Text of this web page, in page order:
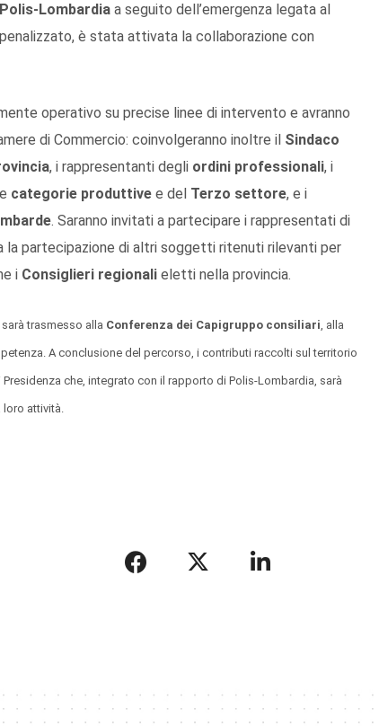
Polis-Lombardia a seguito dell’emergenza legata al
è stata attivata la collaborazione con
operativo su precise linee di intervento e avranno
di Commercio: coinvolgeranno inoltre il Sindaco
, i rappresentanti degli ordini professionali, i
categorie produttive e del Terzo settore, e i
. Saranno invitati a partecipare i rappresentati di
la partecipazione di altri soggetti ritenuti rilevanti per
i Consiglieri regionali eletti nella provincia.
trasmesso alla Conferenza dei Capigruppo consiliari, alla
A conclusione del percorso, i contributi raccolti sul territorio
Presidenza che, integrato con il rapporto di Polis-Lombardia, sarà
loro attività.